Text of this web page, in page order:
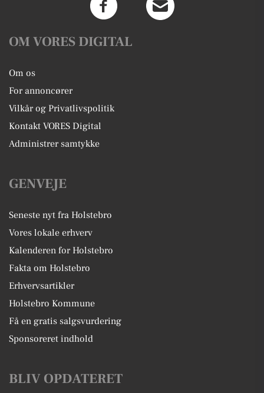
OM VORES DIGITAL
Om os
For annoncører
Vilkår og Privatlivspolitik
Kontakt VORES Digital
Administrer samtykke
GENVEJE
Seneste nyt fra Holstebro
Vores lokale erhverv
Kalenderen for Holstebro
Fakta om Holstebro
Erhvervsartikler
Holstebro Kommune
Få en gratis salgsvurdering
Sponsoreret indhold
BLIV OPDATERET